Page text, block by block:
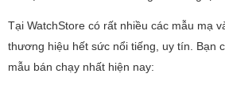
Tại WatchStore có rất nhiều các mẫu mạ
thương hiệu hết sức nổi tiếng, uy tín. Bạn
mẫu bán chạy nhất hiện nay: